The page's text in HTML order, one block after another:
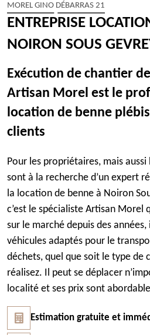
MOREL GINO DÉBARRAS 21
ENTREPRISE
NOIRON SOUS
Exécution de chantier
Artisan Morel est le
location de benne
clients
Pour les propriétaires, mais
sont à la recherche d’un expert
la location de benne à Noiron
c’est le spécialiste Artisan Morel
sur le marché depuis des
véhicules adaptés pour le
déchets, quel que soit le type de
réalisez. Il peut se déplacer
localité et ses prix sont
Estimation gratuite et